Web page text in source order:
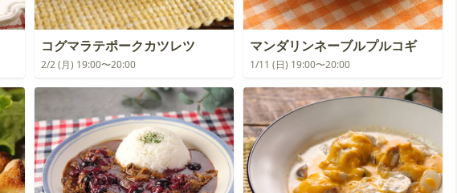
コグマラテポークカツレツ
2/2 (月) 19:00〜20:00
マンダリンネーブルプルコギ
1/11 (日) 19:00〜20:00